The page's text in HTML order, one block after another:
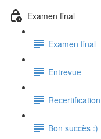
Examen final
Examen final
Entrevue
Recertification
Bon succès :)